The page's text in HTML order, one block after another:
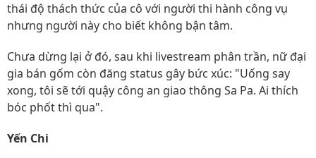
thái độ thách thức của cô với người thi hành công vụ
nhưng người này cho biết không bận tâm.
Chưa dừng lại ở đó, sau khi livestream phân trần, nữ đại
gia bán gốm còn đăng status gây bức xúc: "Uống say
xong, tôi sẽ tới quậy công an giao thông Sa Pa. Ai thích
bóc phốt thì qua".
Yến Chi